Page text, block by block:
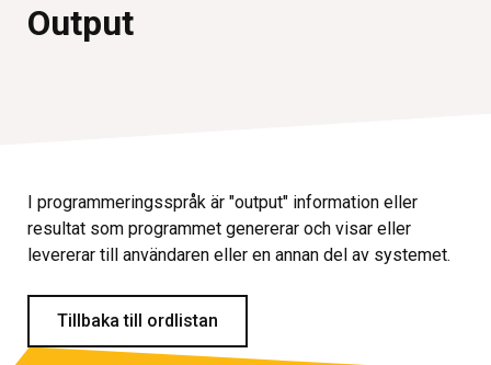
Output
I programmeringsspråk är "output" information eller
resultat som programmet genererar och visar eller
levererar till användaren eller en annan del av systemet.
Tillbaka till ordlistan